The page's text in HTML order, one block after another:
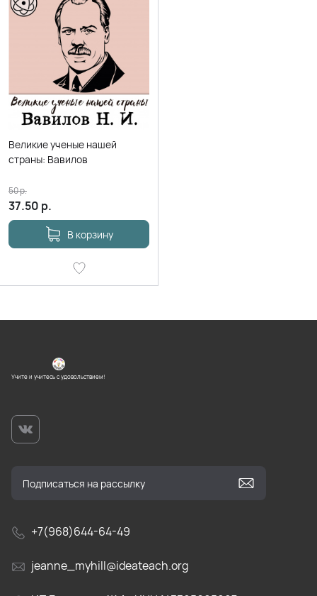
Великие ученые нашей
страны: Вавилов
37.50 р.
50р.
В корзину
Учите и учитесь с удовольствием!
+7(968)644-64-49
jeanne_myhill@ideateach.org